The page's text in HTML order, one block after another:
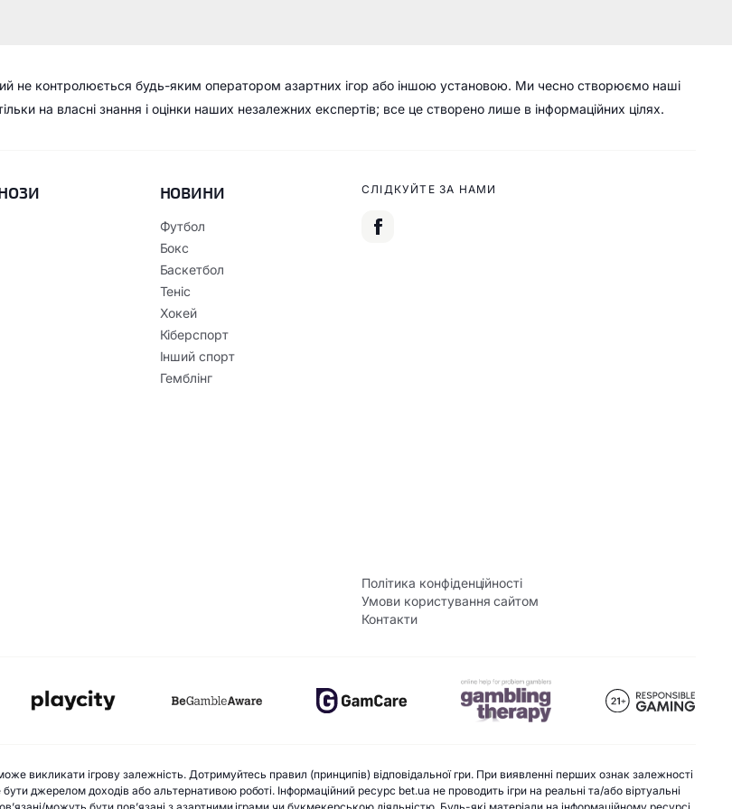
не контролюється будь-яким оператором азартних ігор або іншою установою. Ми чесно створюємо наші
на власні знання і оцінки наших незалежних експертів; все це створено лише в інформаційних цілях.
НОВИНИ
Футбол
Бокс
Баскетбол
Теніс
Хокей
Кіберспорт
Інший спорт
Гемблінг
СЛІДКУЙТЕ ЗА НАМИ
Політика конфіденційності
Умови користування сайтом
Контакти
викликати ігрову залежність. Дотримуйтесь правил (принципів) відповідальної гри. При виявленні перших ознак залежності
джерелом доходів або альтернативою роботі. Інформаційний ресурс bet.ua не проводить ігри на реальні та/або віртуальні